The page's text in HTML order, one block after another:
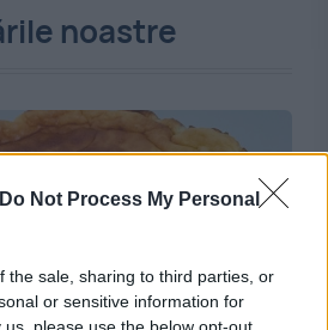
Do Not Process My Personal
the sale, sharing to third parties, or
or sensitive information for
noastre